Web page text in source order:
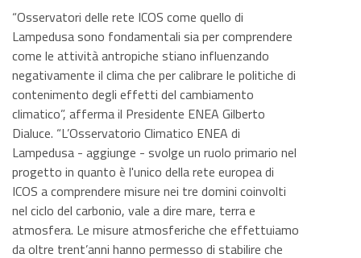
“Osservatori delle rete ICOS come quello di
Lampedusa sono fondamentali sia per comprendere
come le attività antropiche stiano influenzando
negativamente il clima che per calibrare le politiche di
contenimento degli effetti del cambiamento
climatico”, afferma il Presidente ENEA Gilberto
Dialuce. “L’Osservatorio Climatico ENEA di
Lampedusa - aggiunge - svolge un ruolo primario nel
progetto in quanto è l'unico della rete europea di
ICOS a comprendere misure nei tre domini coinvolti
nel ciclo del carbonio, vale a dire mare, terra e
atmosfera. Le misure atmosferiche che effettuiamo
da oltre trent’anni hanno permesso di stabilire che